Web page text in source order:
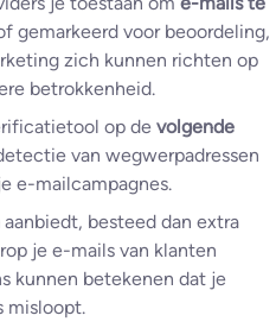
gemarkeerd voor beoordeling,
zich kunnen richten op
betrokkenheid.
op de volgende
van wegwerpadressen
e-mailcampagnes.
aanbiedt, besteed dan extra
je e-mails van klanten
kunnen betekenen dat je
misloopt.